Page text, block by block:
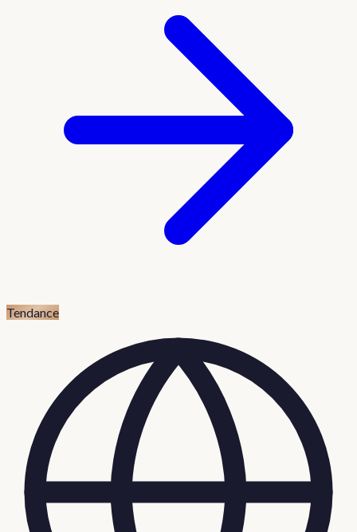
Tendance